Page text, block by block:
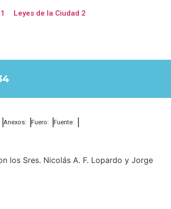
Leyes de la Ciudad 2
Anexos: Fuero: Fuente:
los Sres. Nicolás A. F. Lopardo y Jorge